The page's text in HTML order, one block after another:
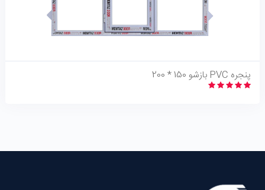
نگاه اجمالی
پنجره PVC بازشو 150 * 200